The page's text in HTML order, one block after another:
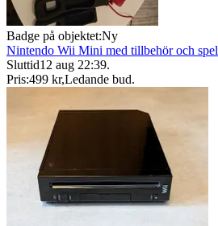
Badge på objektet:Ny
Nintendo Wii Mini med tillbehör och spel
Sluttid12 aug 22:39.
Pris:499 kr,Ledande bud.